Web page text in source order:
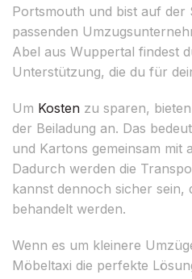
Portsmouth und bist auf der
passenden
Abel aus Wuppertal findest
Unterstützung, die du für
Um Kosten zu sparen,
der Beiladung an. Das
und Kartons gemeinsam mit
Dadurch werden die
kannst dennoch sicher sein,
behandelt werden.
Wenn es um kleinere
Möbeltaxi die perfekte